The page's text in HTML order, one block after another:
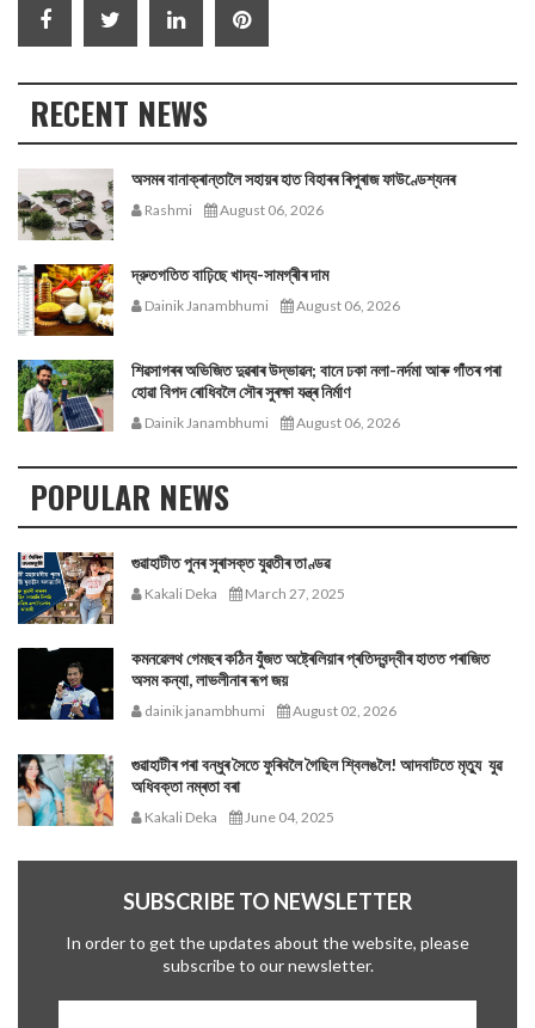
RECENT NEWS
অসমৰ বানাক্ৰান্তালৈ সহায়ৰ হাত বিহাৰৰ ৰিপুৰাজ ফাউণ্ডেশ্যনৰ
Rashmi August 06, 2026
দ্রুতগতিত বাঢ়িছে খাদ্য-সামগ্ৰীৰ দাম
Dainik Janambhumi August 06, 2026
শিৱসাগৰৰ অভিজিত দুৱৰাৰ উদ্ভাৱন; বানে ঢকা নলা-নৰ্দমা আৰু গাঁতৰ পৰা
হোৱা বিপদ ৰোধিবলৈ সৌৰ সুৰক্ষা যন্ত্ৰ নিৰ্মাণ
Dainik Janambhumi August 06, 2026
POPULAR NEWS
গুৱাহাটীত পুনৰ সুৰাসক্ত যুৱতীৰ তাণ্ডৱ
Kakali Deka March 27, 2025
কমনৱেলথ গেমছৰ কঠিন যুঁজত অষ্ট্ৰেলিয়াৰ প্ৰতিদ্বন্দ্বীৰ হাতত পৰাজিত
অসম কন্যা, লাভলীনাৰ ৰূপ জয়
dainik janambhumi August 02, 2026
গুৱাহাটীৰ পৰা বন্ধুৰ সৈতে ফুৰিবলৈ গৈছিল শ্বিলঙলৈ! আদবাটতে মৃত্যু যুৱ
অধিবক্তা নম্ৰতা বৰা
Kakali Deka June 04, 2025
SUBSCRIBE TO NEWSLETTER
In order to get the updates about the website, please
subscribe to our newsletter.